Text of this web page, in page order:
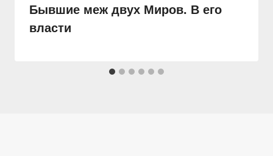
Бывшие меж двух Миров. В его
власти